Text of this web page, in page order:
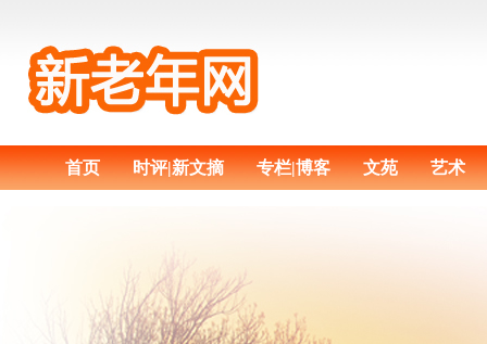
首页 时评|新文摘 专栏|博客 文苑 艺术